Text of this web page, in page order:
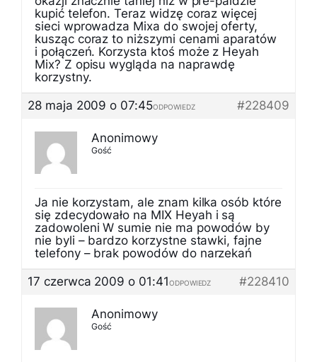
kupić telefon. Teraz widzę coraz więcej
sieci wprowadza Mixa do swojej oferty,
kusząc coraz to niższymi cenami aparatów
i połączeń. Korzysta ktoś może z Heyah
Mix? Z opisu wygląda na naprawdę
korzystny.
28 maja 2009 o 07:45
#228409
ODPOWIEDZ
Anonimowy
Gość
Ja nie korzystam, ale znam kilka osób które
się zdecydowało na MIX Heyah i są
zadowoleni W sumie nie ma powodów by
nie byli – bardzo korzystne stawki, fajne
telefony – brak powodów do narzekań
17 czerwca 2009 o 01:41
#228410
ODPOWIEDZ
Anonimowy
Gość